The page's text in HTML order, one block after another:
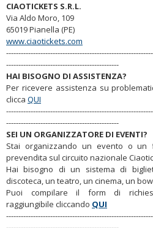
t
i
c
k
e
t
s
CIAOTICKETS S.R.L.
Via Aldo Moro, 109
65019 Pianella (PE)
www.ciaotickets.com
----------------------------------------------
HAI BISOGNO DI ASSISTENZA?
Per ricevere assistenza su
clicca QUI
----------------------------------------------
SEI UN ORGANIZZATORE DI EVENTI?
Stai organizzando un evento o
prevendita sul circuito nazionale
Hai bisogno di un sistema di
discoteca, un teatro, un cinema, un
Puoi compilare il form di
raggiungibile cliccando QUI